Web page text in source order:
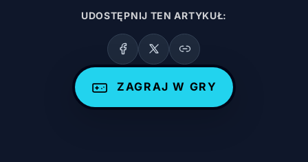
UDOSTĘPNIJ TEN ARTYKUŁ:
ZAGRAJ W GRY